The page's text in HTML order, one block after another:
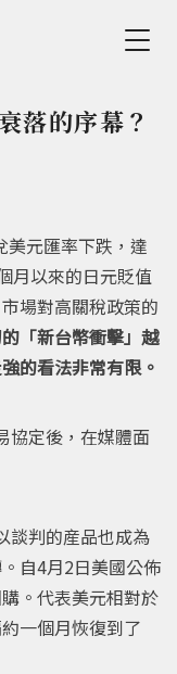
落的序幕？
元匯率下跌，達
月以來的日元貶值
場對高關稅政策的
「新台幣衝擊」越
的看法非常有限。
定後，在媒體面
判的産品也成為
自4月2日美國公佈
。代表美元相對於
一個月恢復到了